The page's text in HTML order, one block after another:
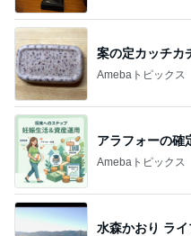
案の定カッチカ
Amebaトピックス
アラフォーの確
Amebaトピックス
水森かおり ラ